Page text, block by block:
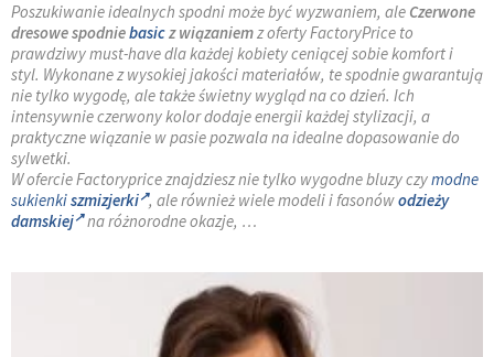
Poszukiwanie idealnych spodni może być wyzwaniem, ale Czerwone
dresowe spodniebasicz wiązaniemz oferty FactoryPrice to
prawdziwy must-have dla każdej kobiety ceniącej sobie komfort i
styl. Wykonane z wysokiej jakości materiałów, te spodnie gwarantują
nie tylko wygodę, ale także świetny wygląd na co dzień. Ich
intensywnie czerwony kolor dodaje energii każdej stylizacji, a
praktyczne wiązanie w pasie pozwala na idealne dopasowanie do
sylwetki.
W ofercie Factoryprice znajdziesz nie tylko wygodne bluzy czymodne
sukienkiszmizjerki , ale również wiele modeli i fasonówodzieży
damskiej na różnorodne okazje, …